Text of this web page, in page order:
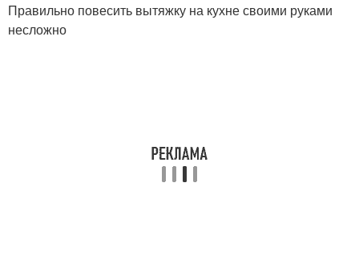
Правильно повесить вытяжку на кухне своими руками
несложно